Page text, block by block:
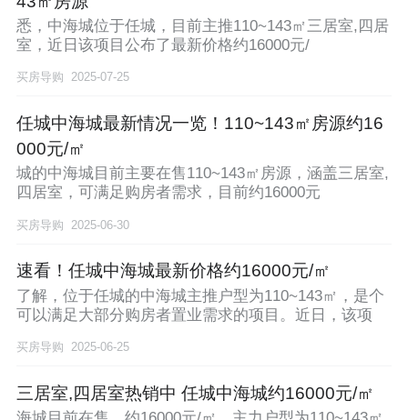
悉，中海城位于任城，目前主推110~143㎡三居室,四居
室，近日该项目公布了最新价格约16000元/
买房导购 2025-07-25
任城中海城最新情况一览！110~143㎡房源约16
000元/㎡
城的中海城目前主要在售110~143㎡房源，涵盖三居室,
四居室，可满足购房者需求，目前约16000元
买房导购 2025-06-30
速看！任城中海城最新价格约16000元/㎡
了解，位于任城的中海城主推户型为110~143㎡，是个
可以满足大部分购房者置业需求的项目。近日，该项
买房导购 2025-06-25
三居室,四居室热销中 任城中海城约16000元/㎡